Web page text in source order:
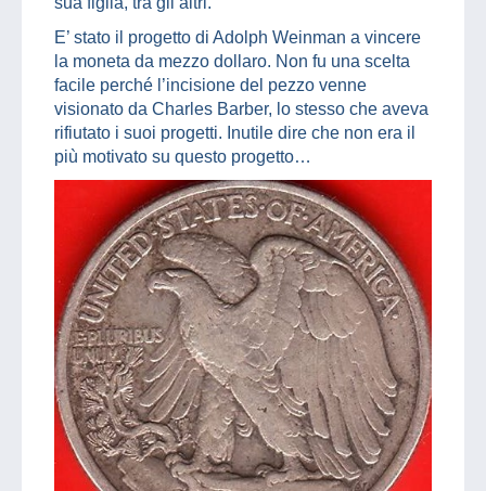
E’ stato il progetto di Adolph Weinman a vincere
la moneta da mezzo dollaro. Non fu una scelta
facile perché l’incisione del pezzo venne
visionato da Charles Barber, lo stesso che aveva
rifiutato i suoi progetti. Inutile dire che non era il
più motivato su questo progetto…